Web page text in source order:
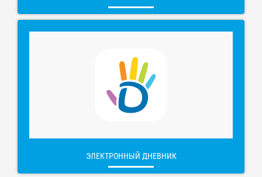
ЭЛЕКТРОННЫЙ ДНЕВНИК